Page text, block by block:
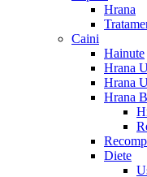
Hrana
Caini
Hainute
Hrana
Hrana
Hrana
Diete